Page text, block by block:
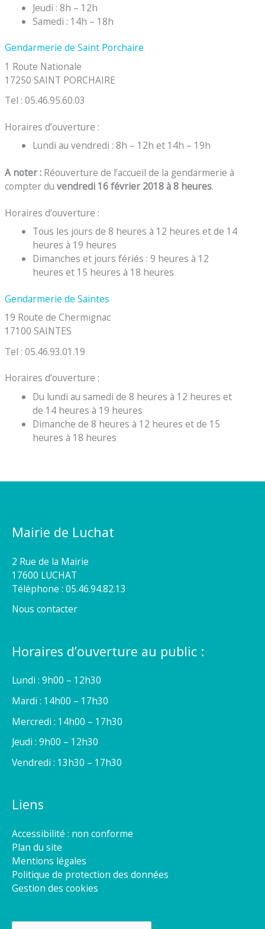
Jeudi : 8h – 12h
Samedi : 14h – 18h
Gendarmerie de Saint Porchaire
1 Route Nationale
17250 SAINT PORCHAIRE
Tel : 05.46.95.60.03
Horaires d’ouverture :
Lundi au vendredi : 8h – 12h et 14h – 19h
A noter : Réouverture de l’accueil de la gendarmerie à
compter duvendredi 16 février 2018 à 8 heures.
Horaires d’ouverture :
Tous les jours de 8 heures à 12 heures et de 14
heures à 19 heures
Dimanches et jours fériés : 9 heures à 12
heures et 15 heures à 18 heures
Gendarmerie de Saintes
19 Route de Chermignac
17100 SAINTES
Tel : 05.46.93.01.19
Horaires d’ouverture :
Du lundi au samedi de 8 heures à 12 heures et
de 14 heures à 19 heures
Dimanche de 8 heures à 12 heures et de 15
heures à 18 heures
Mairie de Luchat
2 Rue de la Mairie
17600 LUCHAT
Téléphone : 05.46.94.82.13
Nous contacter
Horaires d’ouverture au public :
Lundi : 9h00 – 12h30
Mardi : 14h00 – 17h30
Mercredi : 14h00 – 17h30
Jeudi : 9h00 – 12h30
Vendredi : 13h30 – 17h30
Liens
Accessibilité : non conforme
Plan du site
Mentions légales
Politique de protection des données
Gestion des cookies